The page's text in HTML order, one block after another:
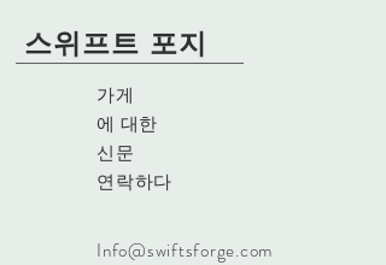
스위프트 포지
가게
에 대한
신문
연락하다
Info@swiftsforge.com